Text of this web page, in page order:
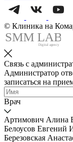
© Клиника на
SMM LAB
Digital agency
Связь с
Администратор
записаться на
Врач
Артимович Алина
Белоусов Евгений
Березовская